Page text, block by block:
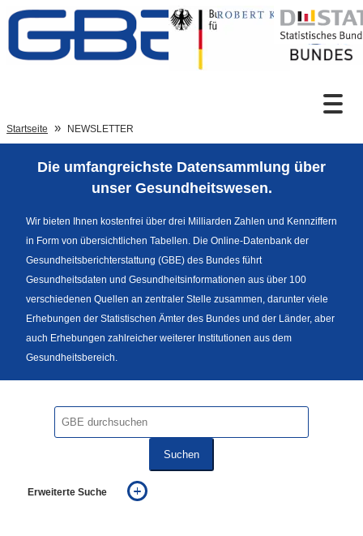
Zum Inhalt
Sprachumschaltung
Fußzeile
Startseite NEWSLETTER
Die umfangreichste Datensammlung über
unser Gesundheitswesen.
Wir bieten Ihnen kostenfrei über drei Milliarden Zahlen und Kennziffern
in Form von übersichtlichen Tabellen. Die Online-Datenbank der
Gesundheitsberichterstattung (GBE) des Bundes führt
Gesundheitsdaten und Gesundheitsinformationen aus über 100
verschiedenen Quellen an zentraler Stelle zusammen, darunter viele
Erhebungen der Statistischen Ämter des Bundes und der Länder, aber
auch Erhebungen zahlreicher weiterer Institutionen aus dem
Gesundheitsbereich.
Suchen
Erweiterte Suche